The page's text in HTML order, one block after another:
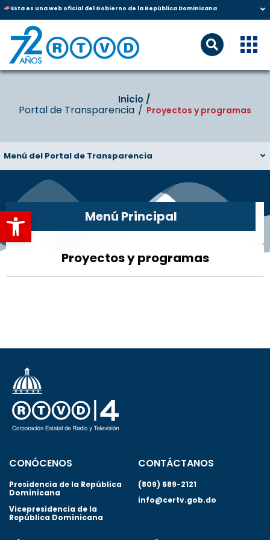
Abrir barra de herramientas
Esta es una web oficial del Gobierno de la República Dominicana
Inicio‎‎ /‎ ‎
Portal de Transparencia Proyectos y programas
Menú del Portal de Transparencia
Menú Principal
Proyectos y programas
CONÓCENOS
Presidencia de la República
Dominicana
Vicepresidencia de la
República Dominicana
CONTÁCTANOS
(809) 689-2121
info@certv.gob.do